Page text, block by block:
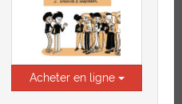
Acheter en ligne